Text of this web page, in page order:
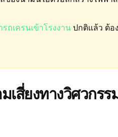
ถเครนเข้าโรงงานปกติแล้ว ต้อ
เสี่ยงทางวิศวกรร